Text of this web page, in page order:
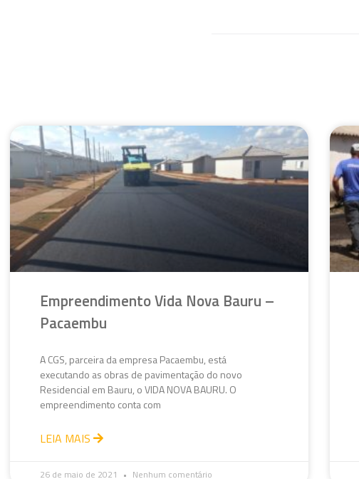
Empreendimento Vida Nova Bauru –
Pacaembu
A CGS, parceira da empresa Pacaembu, está
executando as obras de pavimentação do novo
Residencial em Bauru, o VIDA NOVA BAURU. O
empreendimento conta com
LEIA MAIS
26 de maio de 2021 Nenhum comentário